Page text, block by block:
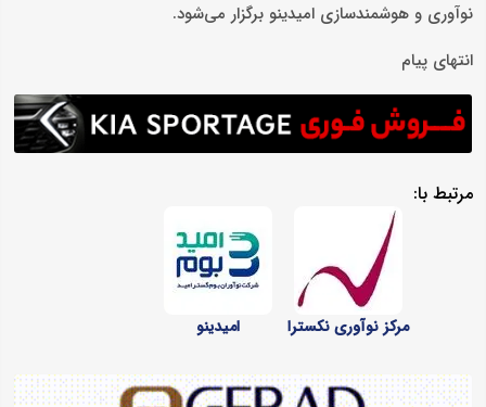
نوآوری و هوشمندسازی امیدینو برگزار می‌شود.
انتهای پیام
مرتبط با:
مرکز نوآوری نکسترا امیدینو